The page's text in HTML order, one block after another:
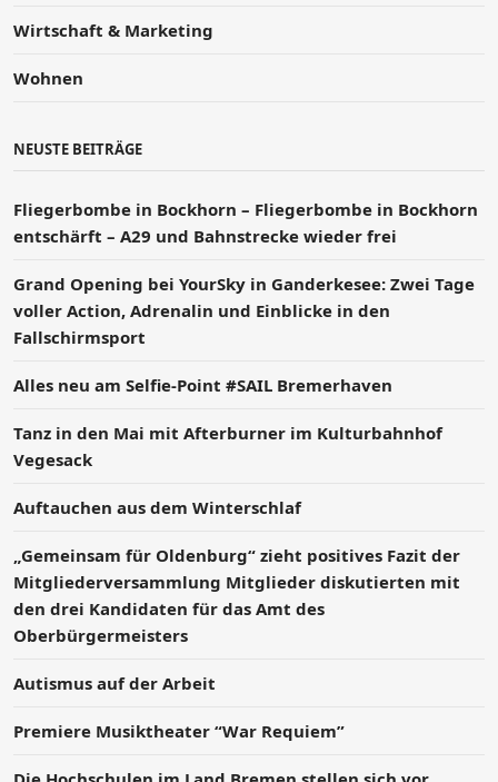
Wirtschaft & Marketing
Wohnen
NEUSTE BEITRÄGE
Fliegerbombe in Bockhorn – Fliegerbombe in Bockhorn
entschärft – A29 und Bahnstrecke wieder frei
Grand Opening bei YourSky in Ganderkesee: Zwei Tage
voller Action, Adrenalin und Einblicke in den
Fallschirmsport
Alles neu am Selfie-Point #SAIL Bremerhaven
Tanz in den Mai mit Afterburner im Kulturbahnhof
Vegesack
Auftauchen aus dem Winterschlaf
„Gemeinsam für Oldenburg“ zieht positives Fazit der
Mitgliederversammlung Mitglieder diskutierten mit
den drei Kandidaten für das Amt des
Oberbürgermeisters
Autismus auf der Arbeit
Premiere Musiktheater “War Requiem”